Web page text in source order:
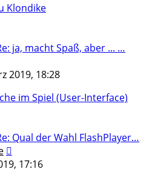
Klondike
ja, macht Spaß, aber ... …
2019, 18:28
im Spiel (User-Interface)
Qual der Wahl FlashPlayer…
Beitrag
17:16